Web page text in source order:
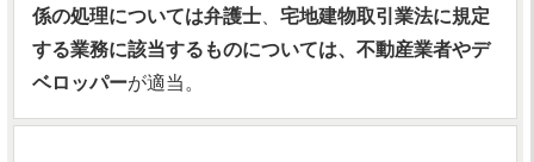
係の処理については弁護士
宅地建物取引業法に規定
する業務に該当するものについては、不動産業者やデ
ベロッパーが適当。